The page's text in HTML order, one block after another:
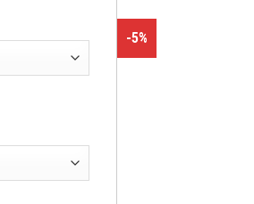
-5%